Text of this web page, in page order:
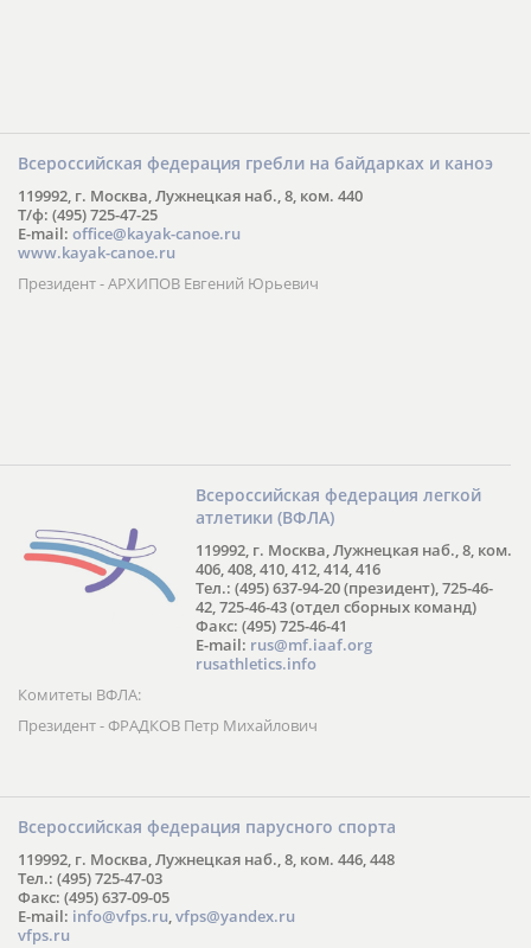
Всероссийская федерация гребли на байдарках и каноэ
119992, г. Москва, Лужнецкая наб., 8, ком. 440
Т/ф: (495) 725-47-25
E-mail: office@kayak-canoe.ru
www.kayak-canoe.ru
Президент - АРХИПОВ Евгений Юрьевич
Всероссийская федерация легкой
атлетики (ВФЛА)
119992, г. Москва, Лужнецкая наб., 8, ком.
406, 408, 410, 412, 414, 416
Тел.: (495) 637-94-20 (президент), 725-46-
42, 725-46-43 (отдел сборных команд)
Факс: (495) 725-46-41
E-mail: rus@mf.iaaf.org
rusathletics.info
Комитеты ВФЛА:
Президент - ФРАДКОВ Петр Михайлович
Всероссийская федерация парусного спорта
119992, г. Москва, Лужнецкая наб., 8, ком. 446, 448
Тел.: (495) 725-47-03
Факс: (495) 637-09-05
E-mail: info@vfps.ru,vfps@yandex.ru
vfps.ru